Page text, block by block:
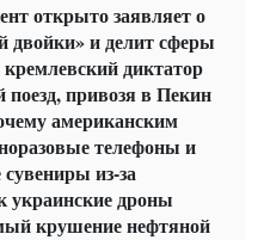
открыто заявляет о
двойки» и делит сферы
диктатор
привозя в Пекин
американским
телефоны и
из-за
украинские дроны
крушение нефтяной